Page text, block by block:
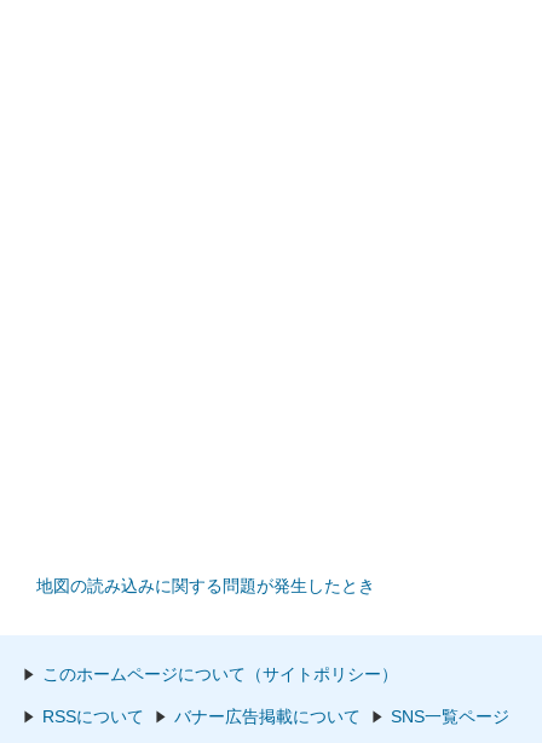
地図の読み込みに関する問題が発生したとき
このホームページについて（サイトポリシー）
RSSについて バナー広告掲載について SNS一覧ページ